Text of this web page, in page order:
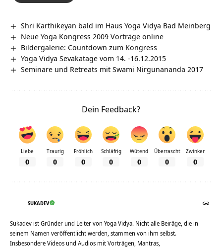
Shri Karthikeyan bald im Haus Yoga Vidya Bad Meinberg
Neue Yoga Kongress 2009 Vorträge online
Bildergalerie: Countdown zum Kongress
Yoga Vidya Sevakatage vom 14. -16.12.2015
Seminare und Retreats mit Swami Nirgunananda 2017
Dein Feedback?
Liebe
0
Traurig
0
Fröhlich
0
Schläfrig
0
Wütend
0
Überrascht
0
Zwinker
0
SUKADEV
Sukadev ist Gründer und Leiter von Yoga Vidya. Nicht alle Beiräge, die in
seinem Namen veröffentlicht werden, stammen von ihm selbst.
Insbesondere Videos und Audios mit Vorträgen, Mantras,